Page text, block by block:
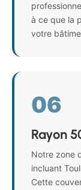
à ce que la
votre
06
Rayon
Notre zone
incluant
Cette